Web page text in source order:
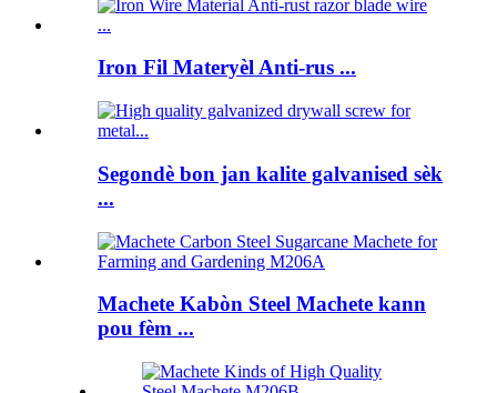
Iron Fil Materyèl Anti-rus ...
Segondè bon jan kalite galvanised sèk
...
Machete Kabòn Steel Machete kann
pou fèm ...